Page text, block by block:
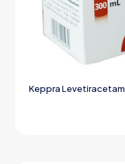
Keppra